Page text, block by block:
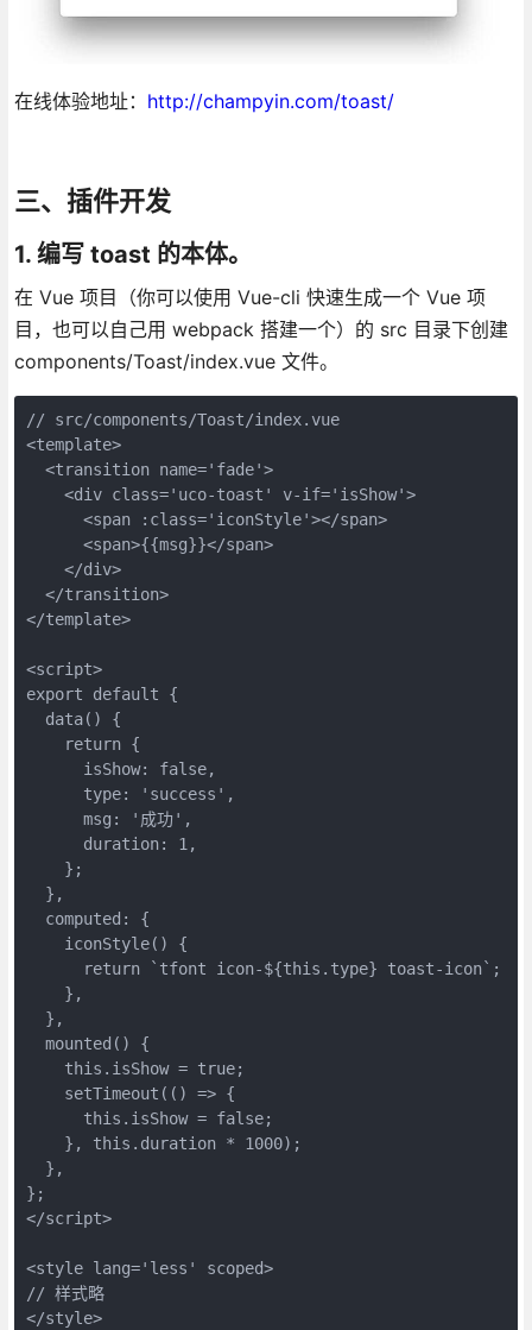
在线体验地址： http://champyin.com/toast/
三、插件开发
1. 编写 toast 的本体。
在 Vue 项目（你可以使用 Vue-cli 快速生成一个 Vue 项
目，也可以自己用 webpack 搭建一个）的 src 目录下创建
components/Toast/index.vue 文件。
// src/components/Toast/index.vue
<template>
  <transition name='fade'>
    <div class='uco-toast' v-if='isShow'>
      <span :class='iconStyle'></span>
      <span>{{msg}}</span>
    </div>
  </transition>
</template>
<script>
export default {
  data() {
    return {
      isShow: false,
      type: 'success',
      msg: '成功',
      duration: 1,
    };
  },
  computed: {
    iconStyle() {
      return `tfont icon-${this.type} toast-icon`;
    },
  },
  mounted() {
    this.isShow = true;
    setTimeout(() => {
      this.isShow = false;
    }, this.duration * 1000);
  },
};
</script>
<style lang='less' scoped>
// 样式略
</style>